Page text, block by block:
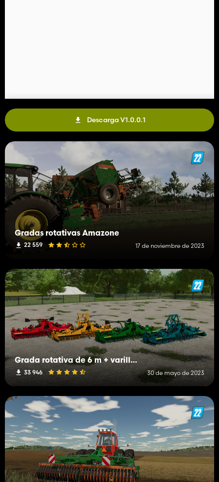
Descarga V1.0.0.1
Gradas rotativas Amazone
22 559 17 de noviembre de 2023
Grada rotativa de 6 m + varillaje
33 946 30 de mayo de 2023